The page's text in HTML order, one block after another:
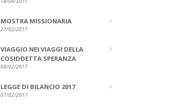
MOSTRA MISSIONARIA
27/02/2017
VIAGGIO NEI VIAGGI DELLA
COSIDDETTA SPERANZA
08/02/2017
LEGGE DI BILANCIO 2017
07/02/2017